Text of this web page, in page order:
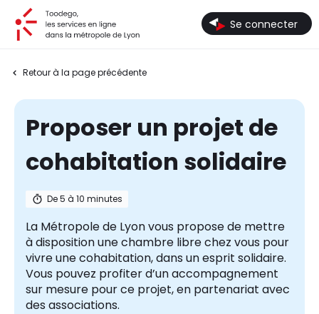
Se connecter
Retour à la page précédente
Proposer un projet de
cohabitation solidaire
De 5 à 10 minutes
La Métropole de Lyon vous propose de mettre
à disposition une chambre libre chez vous pour
vivre une cohabitation, dans un esprit solidaire.
Vous pouvez profiter d’un accompagnement
sur mesure pour ce projet, en partenariat avec
des associations.